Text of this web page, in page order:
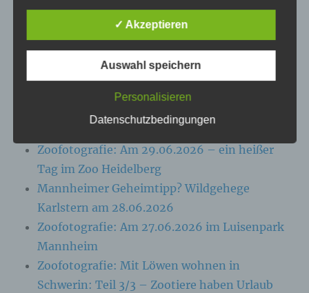
Zoofotografie: Am 29.06.2026 – ein heißer
Tag im Zoo Heidelberg
Mannheimer Geheimtipp? Wildgehege
Karlstern am 28.06.2026
Zoofotografie: Am 27.06.2026 im Luisenpark
Mannheim
Zoofotografie: Mit Löwen wohnen in
Schwerin: Teil 3/3 – Zootiere haben Urlaub
a) personenbezogene Daten
Personenbezogene Daten sind alle
Informationen, die sich auf eine identifizierte
oder identifizierbare natürliche Person (im
identifizierbar wird eine natürliche Person
angesehen, die direkt oder indirekt,
insbesondere mittels Zuordnung zu einer
Kennung wie einem Namen, zu einer
Kennnummer, zu Standortdaten, zu einer
Online-Kennung oder zu einem oder mehreren
besonderen Merkmalen, die Ausdruck der
physischen, physiologischen, genetischen,
psychischen, wirtschaftlichen, kulturellen oder
sozialen Identität dieser natürlichen Person
sind, identifiziert werden kann.
✓ Akzeptieren
Auswahl speichern
Personalisieren
Datenschutzbedingungen